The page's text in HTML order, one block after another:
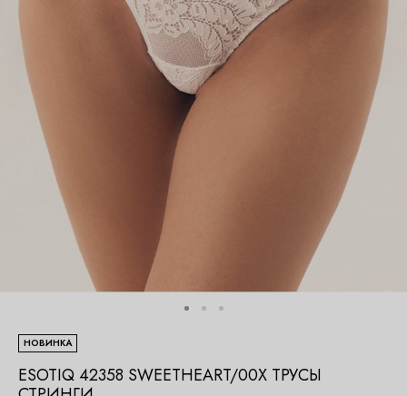
НОВИНКА
ESOTIQ 42358 SWEETHEART/00X ТРУСЫ